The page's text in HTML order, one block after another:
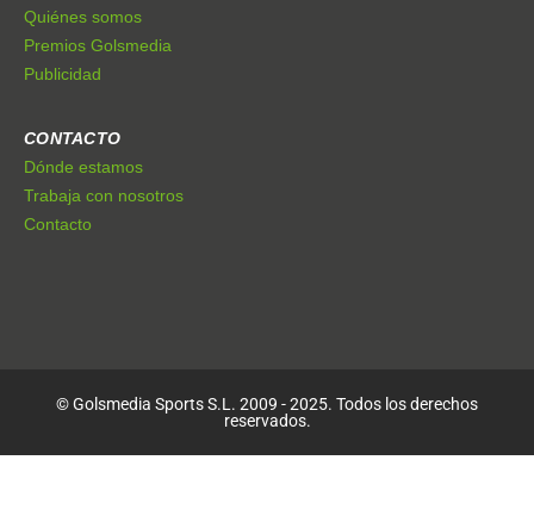
Quiénes somos
Premios Golsmedia
Publicidad
CONTACTO
Dónde estamos
Trabaja con nosotros
Contacto
© Golsmedia Sports S.L. 2009 - 2025. Todos los derechos
reservados.